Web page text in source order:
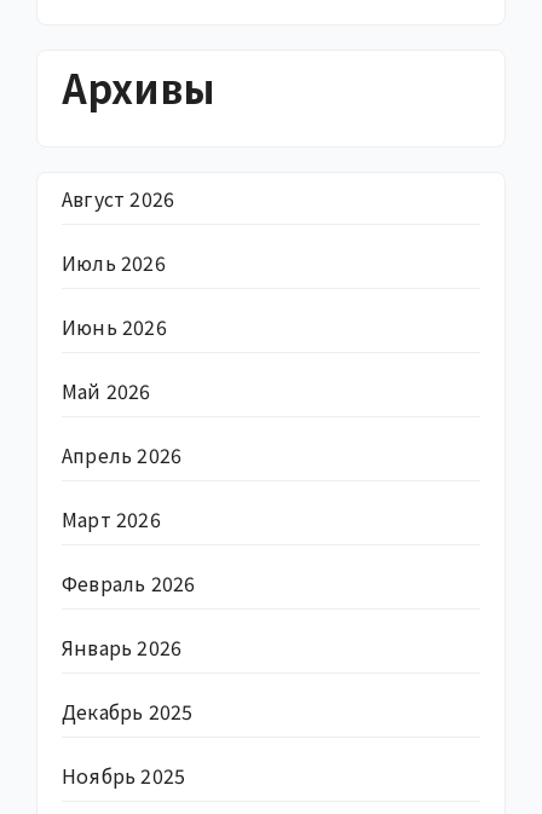
Архивы
Август 2026
Июль 2026
Июнь 2026
Май 2026
Апрель 2026
Март 2026
Февраль 2026
Январь 2026
Декабрь 2025
Ноябрь 2025